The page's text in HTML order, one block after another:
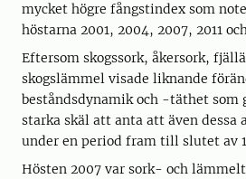
mycket högre fångstindex som
höstarna 2001, 2004, 2007, 2011
Eftersom skogssork, åkersork,
skogslämmel visade liknande
beståndsdynamik och -täthet som
starka skäl att anta att även dessa
under en period fram till slutet av
Hösten 2007 var sork- och